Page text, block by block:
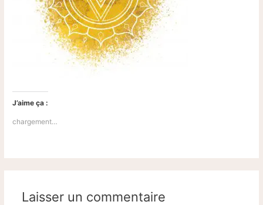
J’aime ça :
chargement…
Laisser un commentaire